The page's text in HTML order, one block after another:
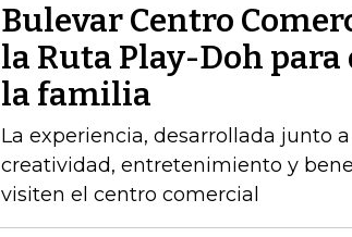
Bulevar Centro
la Ruta Play-Doh
la familia
La experiencia, desarrollada junto
creatividad, entretenimiento y
visiten el centro comercial